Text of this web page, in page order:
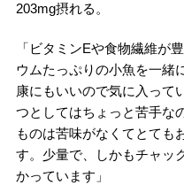
203mg摂れる。
「ビタミンEや食物繊維が
ウムたっぷりの小魚を一緒
康にもいいので気に入って
つとしてはちょっと苦手な
ものは苦味がなくてとても
す。少量で、しかもチャッ
かっています」